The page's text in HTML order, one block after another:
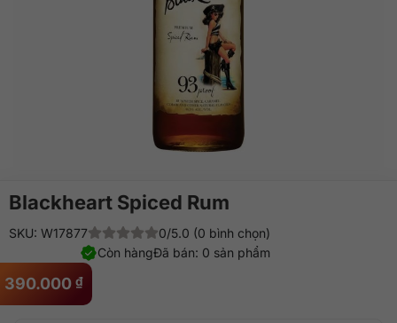
Blackheart Spiced Rum
390.000 ₫
SKU: W17877
0/5.0 (0 bình chọn)
Đã bán: 0 sản phẩm
Còn hàng